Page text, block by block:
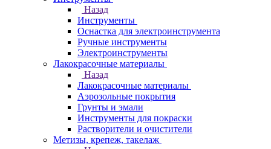
Назад
Инструменты
Оснастка для электроинструмента
Ручные инструменты
Электроинструменты
Лакокрасочные материалы
Назад
Лакокрасочные материалы
Аэрозольные покрытия
Грунты и эмали
Инструменты для покраски
Растворители и очистители
Метизы, крепеж, такелаж